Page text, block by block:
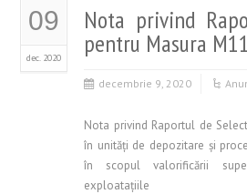
09
dec. 2020
Nota privind
pentru Masura
decembrie 9, 2020
Nota privind Raportul de
în unități de depozitare și
în scopul valorificării